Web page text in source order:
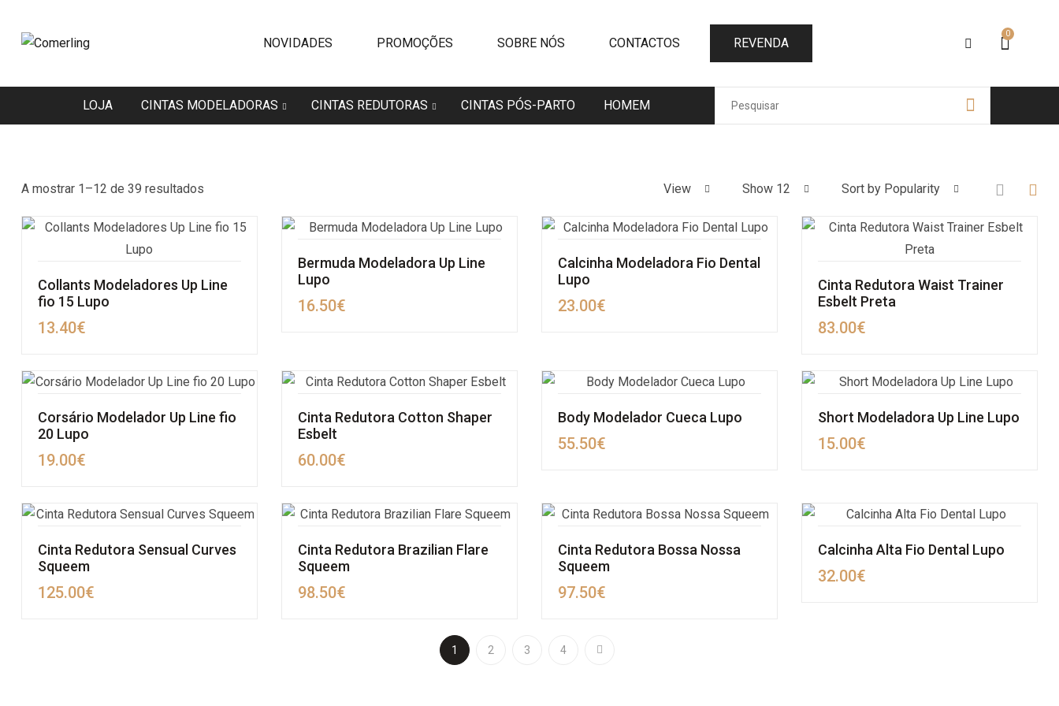
NOVIDADES PROMOÇÕES SOBRE NÓS CONTACTOS REVENDA
0
LOJA CINTAS MODELADORAS CINTAS REDUTORAS CINTAS PÓS-PARTO HOMEM
A mostrar 1–12 de 39 resultados View Show 12 Sort by Popularity
Collants Modeladores Up Line
fio 15 Lupo
13.40€
Bermuda Modeladora Up Line
Lupo
16.50€
Calcinha Modeladora Fio Dental
Lupo
23.00€
Cinta Redutora Waist Trainer
Esbelt Preta
83.00€
Corsário Modelador Up Line fio
20 Lupo
19.00€
Cinta Redutora Cotton Shaper
Esbelt
60.00€
Body Modelador Cueca Lupo
55.50€
Short Modeladora Up Line Lupo
15.00€
Cinta Redutora Sensual Curves
Squeem
125.00€
Cinta Redutora Brazilian Flare
Squeem
98.50€
Cinta Redutora Bossa Nossa
Squeem
97.50€
Calcinha Alta Fio Dental Lupo
32.00€
1 2 3 4